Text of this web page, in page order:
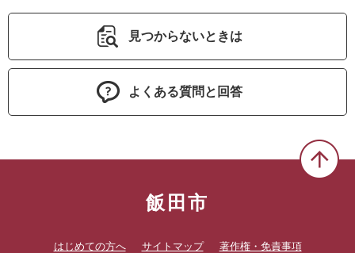
見つからないときは
よくある質問と回答
飯田市
はじめての方へ サイトマップ 著作権・免責事項